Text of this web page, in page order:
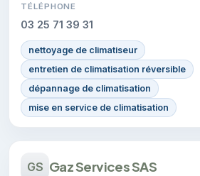
TÉLÉPHONE
03 25 71 39 31
nettoyage de climatiseur
entretien de climatisation réversible
dépannage de climatisation
mise en service de climatisation
GS Gaz Services SAS